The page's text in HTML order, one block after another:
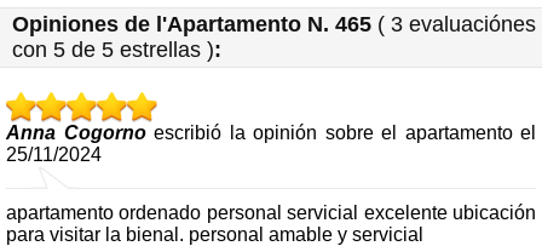
Opiniones de l'Apartamento N. 465 ( 3 evaluaciónes
con 5 de 5 estrellas ):
Anna Cogornoescribió la opinión sobre el apartamento el
25/11/2024
apartamento ordenado personal servicial excelente ubicación
para visitar la bienal. personal amable y servicial